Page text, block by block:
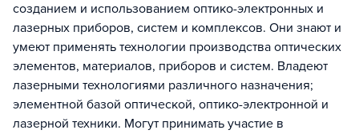
созданием и использованием оптико-электронных и
лазерных приборов, систем и комплексов. Они знают и
умеют применять технологии производства оптических
элементов, материалов, приборов и систем. Владеют
лазерными технологиями различного назначения;
элементной базой оптической, оптико-электронной и
лазерной техники. Могут принимать участие в